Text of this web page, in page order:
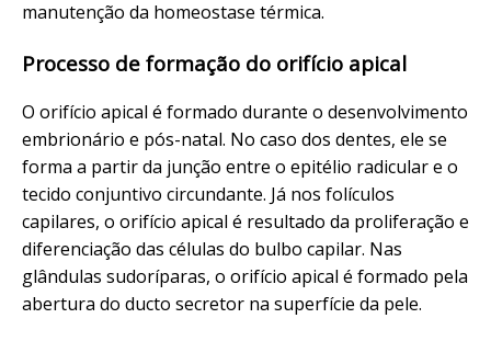
manutenção da homeostase térmica.
Processo de formação do orifício apical
O orifício apical é formado durante o desenvolvimento
embrionário e pós-natal. No caso dos dentes, ele se
forma a partir da junção entre o epitélio radicular e o
tecido conjuntivo circundante. Já nos folículos
capilares, o orifício apical é resultado da proliferação e
diferenciação das células do bulbo capilar. Nas
glândulas sudoríparas, o orifício apical é formado pela
abertura do ducto secretor na superfície da pele.